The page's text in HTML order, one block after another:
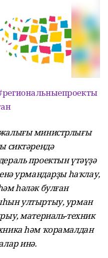
министрлығы
сиктәрендә
проектын үтәүҙә
урмандарҙы һаҡлау,
һәләк булған
ултыртыу, урман
материаль-техник
һәм ҡорамалдан
инә.